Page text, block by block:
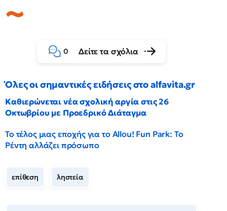
0 Δείτε τα σχόλια
Όλες οι σημαντικές ειδήσεις στο alfavita.gr
Καθιερώνεται νέα σχολική αργία στις 26
Οκτωβρίου με Προεδρικό Διάταγμα
Το τέλος μιας εποχής για το Allou! Fun Park: Το
Ρέντη αλλάζει πρόσωπο
επίθεση ληστεία